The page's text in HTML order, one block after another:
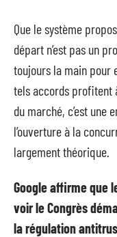
Que le système
départ n’est pas un
toujours la main pour
tels accords profitent
du marché, c’est une
l’ouverture à la
largement théorique.
Google affirme que
voir le Congrès
la régulation